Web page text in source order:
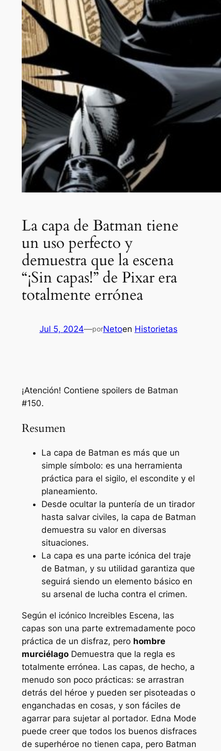
La capa de Batman tiene
un uso perfecto y
demuestra que la escena
“¡Sin capas!” de Pixar era
totalmente errónea
Jul 5, 2024—porNetoen Historietas
¡Atención! Contiene spoilers de Batman
#150.
Resumen
La capa de Batman es más que un
simple símbolo: es una herramienta
práctica para el sigilo, el escondite y el
planeamiento.
Desde ocultar la puntería de un tirador
hasta salvar civiles, la capa de Batman
demuestra su valor en diversas
situaciones.
La capa es una parte icónica del traje
de Batman, y su utilidad garantiza que
seguirá siendo un elemento básico en
su arsenal de lucha contra el crimen.
Según el icónico Increibles Escena, las
capas son una parte extremadamente poco
práctica de un disfraz, pero hombre
murciélagoDemuestra que la regla es
totalmente errónea. Las capas, de hecho, a
menudo son poco prácticas: se arrastran
detrás del héroe y pueden ser pisoteadas o
enganchadas en cosas, y son fáciles de
agarrar para sujetar al portador. Edna Mode
puede creer que todos los buenos disfraces
de superhéroe no tienen capa, pero Batman